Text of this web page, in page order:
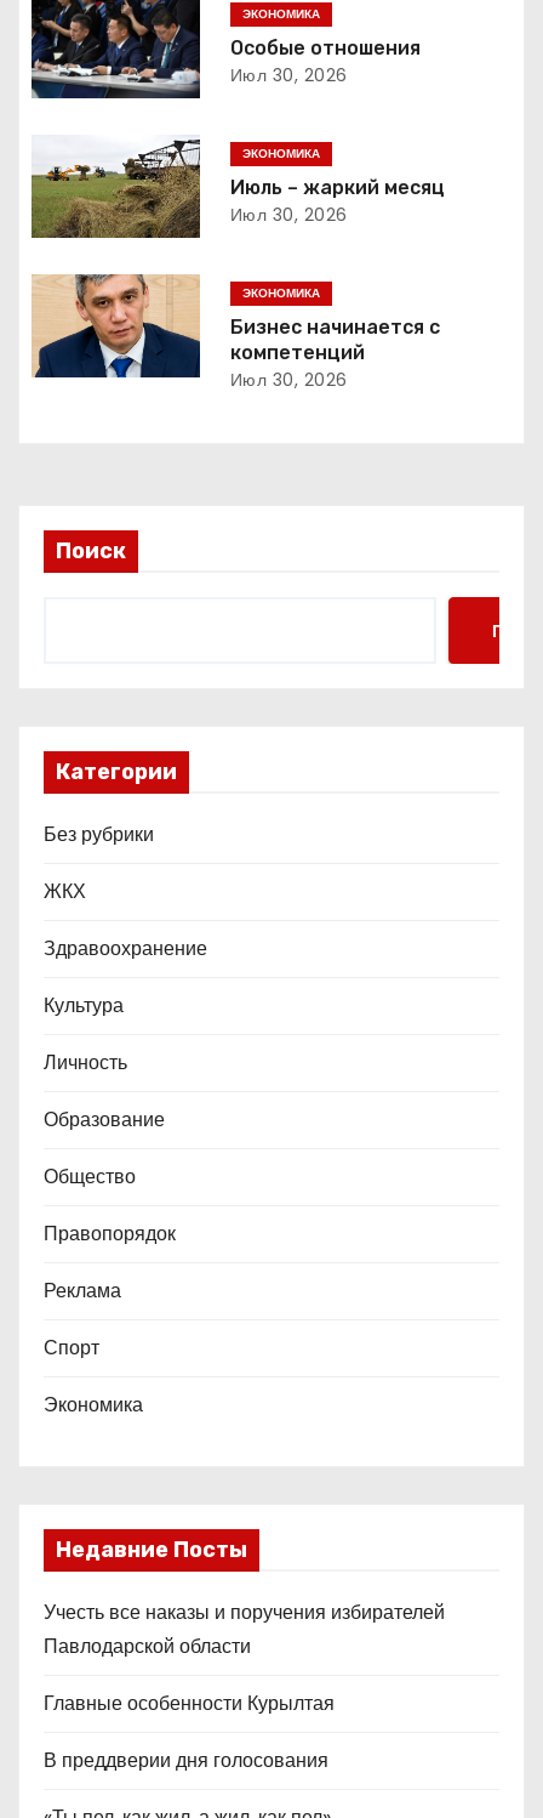
г
а
и
я
п
о
з
и
с
ЭКОНОМИКА
Особые отношения
Июл 30, 2026
ЭКОНОМИКА
Июль – жаркий месяц
Июл 30, 2026
ЭКОНОМИКА
Бизнес начинается с
компетенций
Июл 30, 2026
Поиск
Поиск
Категории
Без рубрики
ЖКХ
Здравоохранение
Культура
Личность
Образование
Общество
Правопорядок
Реклама
Спорт
Экономика
Недавние Посты
Учесть все наказы и поручения избирателей
Павлодарской области
Главные особенности Курылтая
В преддверии дня голосования